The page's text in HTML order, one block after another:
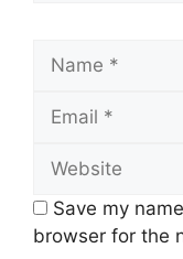
Save my
browser for the